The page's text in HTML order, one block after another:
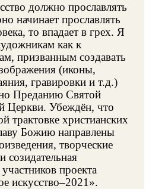
должно прославлять
начинает прославлять
то впадает в грех. Я
как к
призванным создавать
(иконы,
гравировки и т.д.)
Преданию Святой
Церкви. Убеждён, что
трактовке христианских
Божию направлены
творческие
созидательная
проекта
искусство–2021».